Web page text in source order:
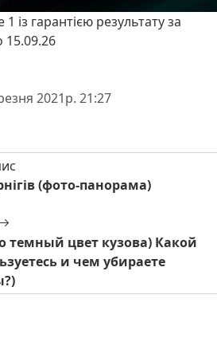
із гарантією результату за
15.09.26
2021р. 21:27
(фото-панорама)
темный цвет кузова) Какой
и чем убираете